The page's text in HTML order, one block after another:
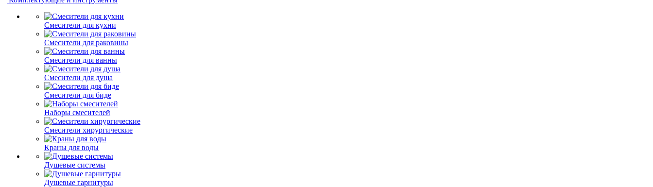
Смесители для кухни
Смесители для раковины
Смесители для ванны
Смесители для душа
Смесители для биде
Наборы смесителей
Смесители хирургические
Краны для воды
Душевые системы
Душевые гарнитуры